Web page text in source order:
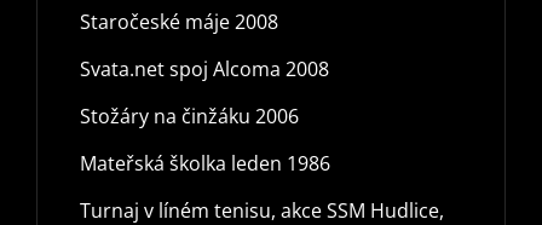
Staročeské máje 2008
Svata.net spoj Alcoma 2008
Stožáry na činžáku 2006
Mateřská školka leden 1986
Turnaj v líném tenisu, akce SSM Hudlice,